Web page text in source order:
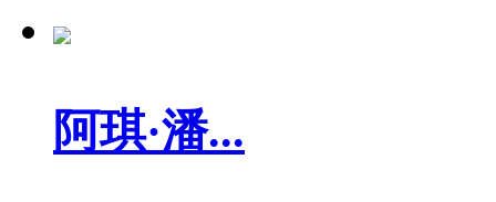
阿琪·潘...